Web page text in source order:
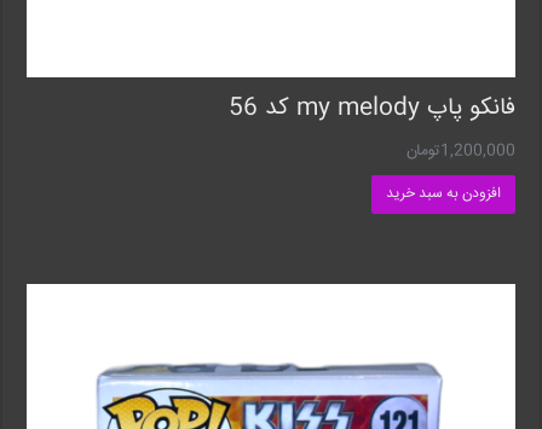
فانکو پاپ my melody کد 56
1,200,000تومان
افزودن به سبد خرید